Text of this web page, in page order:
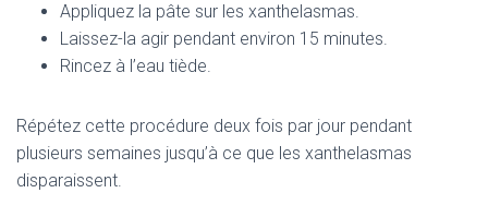
Appliquez la pâte sur les xanthelasmas.
Laissez-la agir pendant environ 15 minutes.
Rincez à l’eau tiède.
Répétez cette procédure deux fois par jour pendant
plusieurs semaines jusqu’à ce que les xanthelasmas
disparaissent.